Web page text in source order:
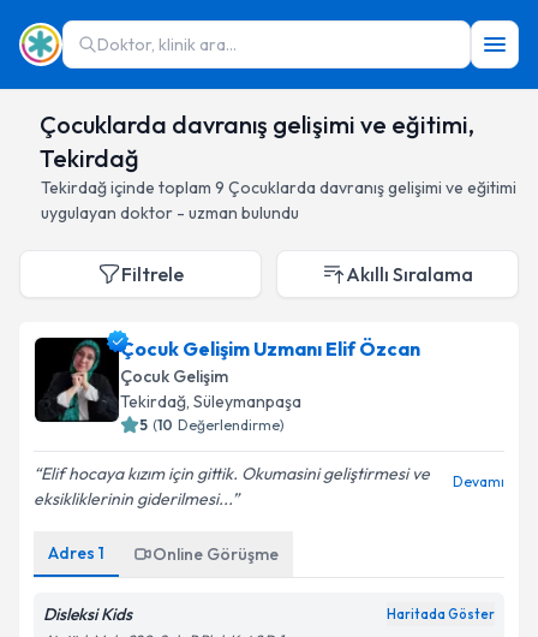
Doktor, klinik ara...
Çocuklarda davranış gelişimi ve eğitimi,
Tekirdağ
Tekirdağiçinde toplam 9 Çocuklarda davranış gelişimi ve eğitimi
uygulayan doktor - uzman bulundu
Filtrele Akıllı Sıralama
Çocuk Gelişim Uzmanı Elif Özcan
Çocuk Gelişim
Tekirdağ, Süleymanpaşa
5 (10 Değerlendirme)
Elif hocaya kızım için gittik. Okumasini geliştirmesi ve
eksikliklerinin giderilmesi...
Devamı
Adres 1 Online Görüşme
Disleksi Kids Haritada Göster